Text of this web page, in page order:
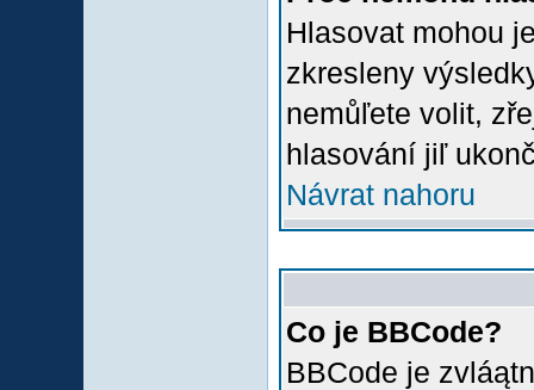
Hlasovat mohou
zkresleny
nemůľete volit,
hlasování jiľ
Návrat nahoru
Co je BBCode?
BBCode je